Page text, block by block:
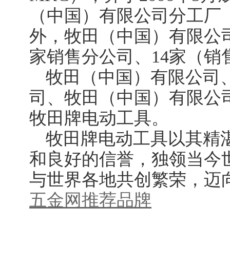
（中国）有限公司分工
外，牧田（中国）有限公
家销售分公司、14家（销
牧田（中国）有限公司
司、牧田（中国）有限公
牧田牌电动工具。
牧田牌电动工具以其精
和良好的信誉，独领当今
与世界各地共创繁荣，迈
五金网推荐品牌